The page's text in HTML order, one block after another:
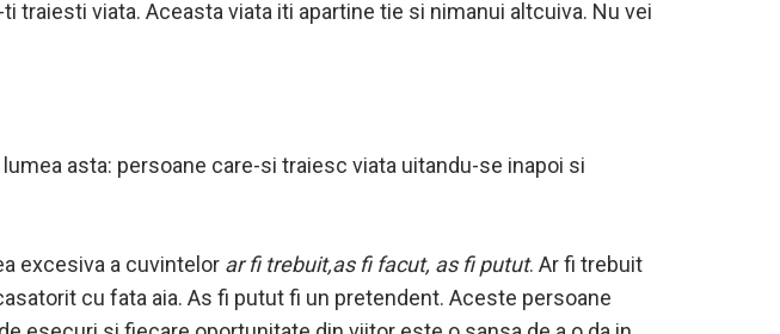
viata. Aceasta viata iti apartine tie si nimanui altcuiva. Nu vei
asta: persoane care-si traiesc viata uitandu-se inapoi si
excesiva a cuvintelor ar fi trebuit,as fi facut, as fi putut. Ar fi trebuit
cu fata aia. As fi putut fi un pretendent. Aceste persoane